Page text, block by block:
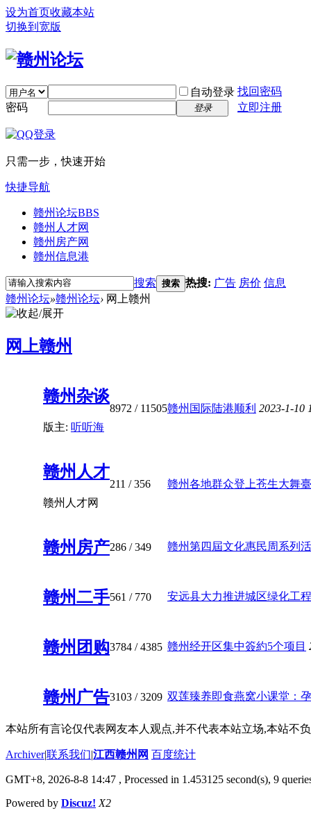
设为首页收藏本站
切换到宽版
自动登录 找回密码
密码
登录 立即注册
只需一步，快速开始
快捷导航
赣州论坛BBS
赣州人才网
赣州房产网
赣州信息港
搜索 搜索 热搜: 广告 房价 信息
赣州论坛»赣州论坛› 网上赣州
网上赣州
赣州杂谈
版主: 听听海
8972 / 11505赣州国际陆港顺利 2023-1-10
赣州人才
赣州人才网
211 / 356 赣州各地群众登上苍生大舞
赣州房产286 / 349 赣州第四屆文化惠民周系列
赣州二手561 / 770 安远县大力推进城区绿化工程
赣州团购3784 / 4385 赣州经开区集中簽約5个项目
赣州广告3103 / 3209 双莲臻养即食燕窝小课堂：
本站所有言论仅代表网友本人观点,并不代表本站立场,本站不
Archiver|联系我们|江西赣州网 百度统计
GMT+8, 2026-8-8 14:47 , Processed in 1.453125 second(s), 9
Powered by Discuz! X2